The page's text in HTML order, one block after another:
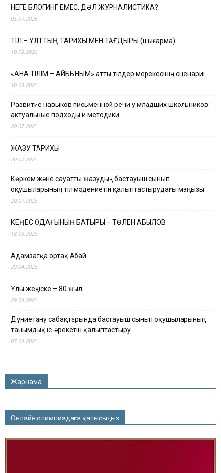
НЕГЕ БЛОГИНГ ЕМЕС, ДӘЛ ЖУРНАЛИСТИКА?
05.07.2026
ТІЛ – ҰЛТТЫҢ ТАРИХЫ МЕН ТАҒДЫРЫ (шығарма)
10.09.2025
«АНА ТІЛІМ – АЙБЫНЫМ» атты тілдер мерекесінің сценариі
10.09.2025
Развитие навыков письменной речи у младших школьников:
актуальные подходы и методики
20.07.2025
ЖАЗУ ТАРИХЫ
20.07.2025
Көркем және сауатты жазудың бастауыш сынып
оқушыларының тіл мәдениетін қалыптастырудағы маңызы
20.07.2025
КЕҢЕС ОДАҒЫНЫҢ БАТЫРЫ – ТӨЛЕН ҚАБЫЛОВ
18.05.2025
Адамзатқа ортақ Абай
29.04.2025
Ұлы жеңіске – 80 жыл
29.04.2025
Дүниетану сабақтарында бастауыш сынып оқушыларының
танымдық іс-әрекетін қалыптастыру
07.04.2025
Жарнама
Онлайн олимпиадаға қатысыңыз